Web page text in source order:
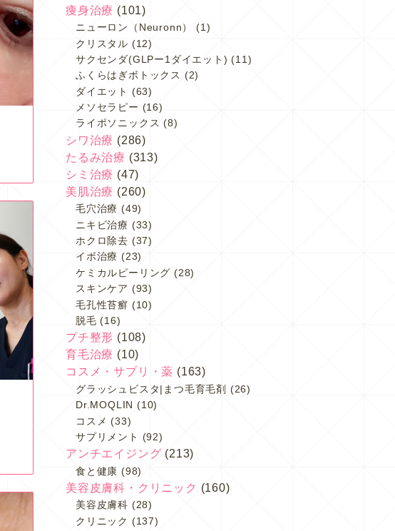
痩身治療 (101)
ニューロン（Neuronn）
(1)
クリスタル (12)
サクセンダ(GLPー1ダイエット) (11)
ふくらはぎボトックス (2)
ダイエット (63)
メソセラピー (16)
ライポソニックス (8)
シワ治療 (286)
たるみ治療 (313)
シミ治療 (47)
美肌治療 (260)
毛穴治療 (49)
ニキビ治療 (33)
ホクロ除去 (37)
イボ治療 (23)
ケミカルピーリング (28)
スキンケア (93)
毛孔性苔癬 (10)
脱毛 (16)
プチ整形 (108)
育毛治療 (10)
コスメ・サプリ・薬 (163)
グラッシュビスタ|まつ毛育毛剤
(26)
Dr.MOQLIN (10)
コスメ (33)
サプリメント
(92)
アンチエイジング (213)
食と健康 (98)
美容皮膚科・クリニック (160)
美容皮膚科 (28)
クリニック (137)